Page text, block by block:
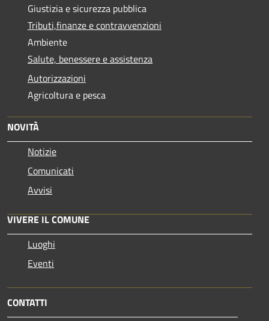
Giustizia e sicurezza pubblica
Tributi,finanze e contravvenzioni
Ambiente
Salute, benessere e assistenza
Autorizzazioni
Agricoltura e pesca
NOVITÀ
Notizie
Comunicati
Avvisi
VIVERE IL COMUNE
Luoghi
Eventi
CONTATTI